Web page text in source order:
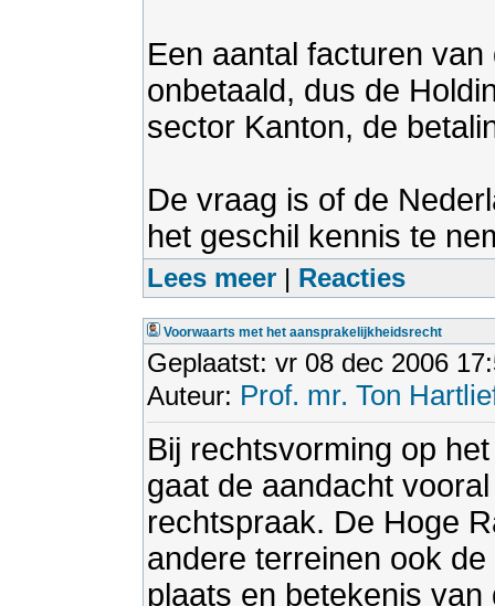
Een aantal facturen
onbetaald, dus de
sector Kanton, de
De vraag is of de
het geschil kennis te
Lees meer | Reacties
Voorwaarts met het aansprakelijkheidsrecht
Geplaatst: vr 08 dec 2006
Auteur: Prof. mr. Ton
Bij rechtsvorming op
gaat de aandacht
rechtspraak. De Hoge
andere terreinen ook
plaats en betekenis